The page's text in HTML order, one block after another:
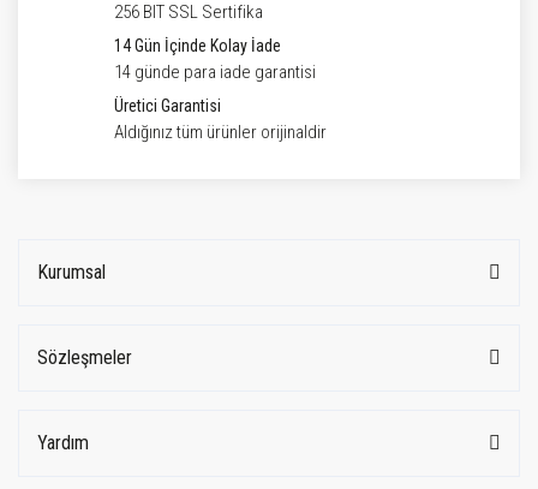
256 BIT SSL Sertifika
14 Gün İçinde Kolay İade
14 günde para iade garantisi
Üretici Garantisi
Aldığınız tüm ürünler orijinaldir
Kurumsal
Sözleşmeler
Yardım